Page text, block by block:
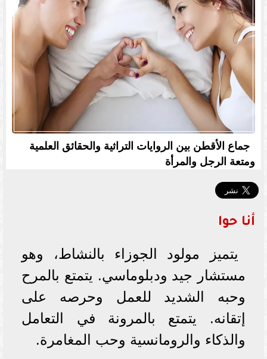
جماع الأقطن بين الروايات التراثية والحقائق العلمية
ومتعة الرجل والمرأة
أنا حوا
يتميز مولود الجوزاء بالنشاط، وهو
مستشار جيد ودبلوماسي. يتمتع بالمرح
وحبه الشديد للعمل وحرصه على
إتقانه. يتمتع بالمرونة في التعامل
والذكاء والرومانسية وحب المغامرة.